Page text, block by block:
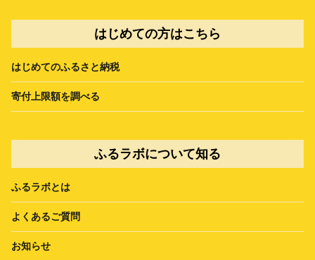
はじめての方はこちら
はじめてのふるさと納税
寄付上限額を調べる
ふるラボについて知る
ふるラボとは
よくあるご質問
お知らせ